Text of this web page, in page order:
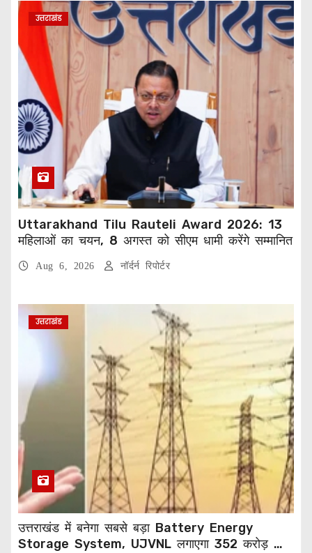
उत्तराखंड
Uttarakhand Tilu Rauteli Award 2026: 13
महिलाओं का चयन, 8 अगस्त को सीएम धामी करेंगे सम्मानित
Aug 6, 2026 नॉर्दर्न रिपोर्टर
उत्तराखंड
उत्तराखंड में बनेगा सबसे बड़ा Battery Energy
Storage System, UJVNL लगाएगा 352 करोड़ का